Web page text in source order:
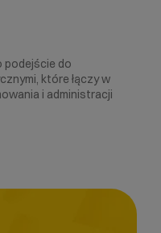
podejście do
które łączy w
i administracji